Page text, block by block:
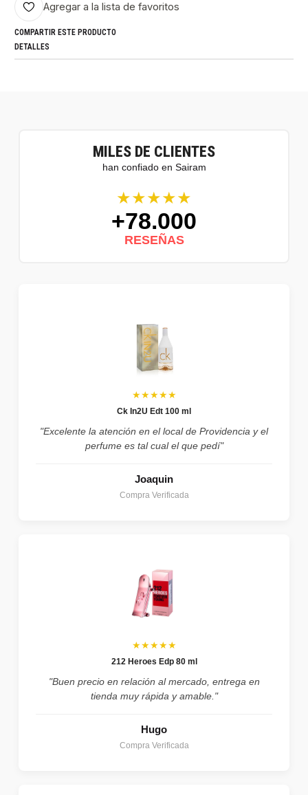
Agregar a la lista de favoritos
COMPARTIR ESTE PRODUCTO
DETALLES
MILES DE CLIENTES
han confiado en Sairam
★★★★★
+78.000
RESEÑAS
★★★★★
Ck In2U Edt 100 ml
"Excelente la atención en el local de Providencia y el
perfume es tal cual el que pedí"
Joaquin
Compra Verificada
★★★★★
212 Heroes Edp 80 ml
"Buen precio en relación al mercado, entrega en
tienda muy rápida y amable."
Hugo
Compra Verificada